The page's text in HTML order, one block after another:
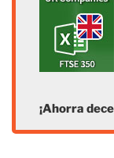
¡Ahorra